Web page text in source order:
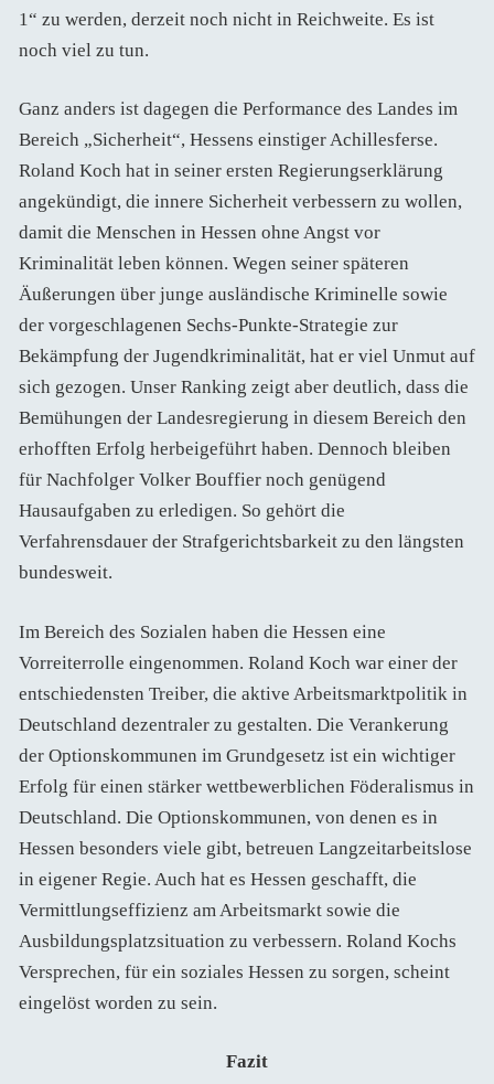
1“ zu werden, derzeit noch nicht in Reichweite. Es ist
noch viel zu tun.
Ganz anders ist dagegen die Performance des Landes im
Bereich „Sicherheit“, Hessens einstiger Achillesferse.
Roland Koch hat in seiner ersten Regierungserklärung
angekündigt, die innere Sicherheit verbessern zu wollen,
damit die Menschen in Hessen ohne Angst vor
Kriminalität leben können. Wegen seiner späteren
Äußerungen über junge ausländische Kriminelle sowie
der vorgeschlagenen Sechs-Punkte-Strategie zur
Bekämpfung der Jugendkriminalität, hat er viel Unmut auf
sich gezogen. Unser Ranking zeigt aber deutlich, dass die
Bemühungen der Landesregierung in diesem Bereich den
erhofften Erfolg herbeigeführt haben. Dennoch bleiben
für Nachfolger Volker Bouffier noch genügend
Hausaufgaben zu erledigen. So gehört die
Verfahrensdauer der Strafgerichtsbarkeit zu den längsten
bundesweit.
Im Bereich des Sozialen haben die Hessen eine
Vorreiterrolle eingenommen. Roland Koch war einer der
entschiedensten Treiber, die aktive Arbeitsmarktpolitik in
Deutschland dezentraler zu gestalten. Die Verankerung
der Optionskommunen im Grundgesetz ist ein wichtiger
Erfolg für einen stärker wettbewerblichen Föderalismus in
Deutschland. Die Optionskommunen, von denen es in
Hessen besonders viele gibt, betreuen Langzeitarbeitslose
in eigener Regie. Auch hat es Hessen geschafft, die
Vermittlungseffizienz am Arbeitsmarkt sowie die
Ausbildungsplatzsituation zu verbessern. Roland Kochs
Versprechen, für ein soziales Hessen zu sorgen, scheint
eingelöst worden zu sein.
Fazit